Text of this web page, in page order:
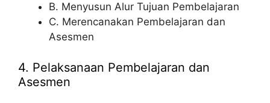
B. Menyusun Alur Tujuan Pembelajaran
C. Merencanakan Pembelajaran dan
Asesmen
4. Pelaksanaan Pembelajaran dan
Asesmen